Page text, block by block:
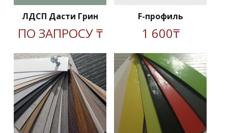
ЛДСП Дасти Грин
ПО ЗАПРОСУ ₸
F-профиль
1 600₸